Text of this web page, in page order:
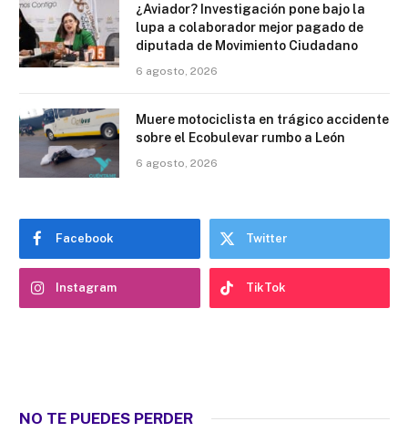
¿Aviador? Investigación pone bajo la
lupa a colaborador mejor pagado de
diputada de Movimiento Ciudadano
6 agosto, 2026
Muere motociclista en trágico accidente
sobre el Ecobulevar rumbo a León
6 agosto, 2026
Facebook Twitter
Instagram TikTok
NO TE PUEDES PERDER